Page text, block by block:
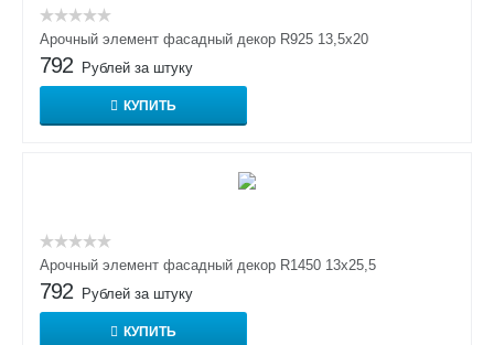
Арочный элемент фасадный декор R925 13,5х20
792 Рублей за штуку
КУПИТЬ
Арочный элемент фасадный декор R1450 13х25,5
792 Рублей за штуку
КУПИТЬ